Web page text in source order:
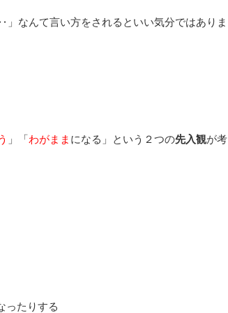
」なんて言い方をされるといい気分ではありま
」「わがまま になる」という２つの先入観が考
ったりする